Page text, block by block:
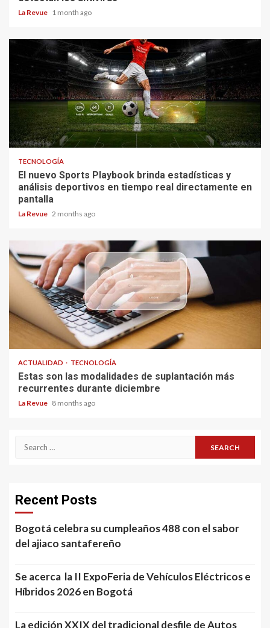
La Revue 1 month ago
TECNOLOGÍA
El nuevo Sports Playbook brinda estadísticas y
análisis deportivos en tiempo real directamente en
pantalla
La Revue 2 months ago
ACTUALIDAD TECNOLOGÍA
Estas son las modalidades de suplantación más
recurrentes durante diciembre
La Revue 8 months ago
Search
Recent Posts
Bogotá celebra su cumpleaños 488 con el sabor
del ajiaco santafereño
Se acerca la II ExpoFeria de Vehículos Eléctricos e
Híbridos 2026 en Bogotá
La edición XXIX del tradicional desfile de Autos